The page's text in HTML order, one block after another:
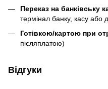
Переказ на банківську
термінал банку, касу або
Готівкою/картою при
післяплатою)
Відгуки